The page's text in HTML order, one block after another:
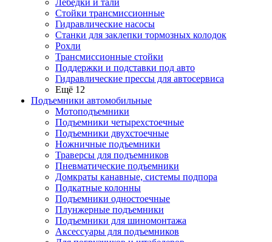
Лебедки и тали
Стойки трансмиссионные
Гидравлические насосы
Cтанки для заклепки тормозных колодок
Рохли
Трансмиссионные стойки
Поддержки и подставки под авто
Гидравлические прессы для автосервиса
Ещё 12
Подъемники автомобильные
Мотоподъемники
Подъемники четырехстоечные
Подъемники двухстоечные
Ножничные подъемники
Траверсы для подъемников
Пневматические подъемники
Домкраты канавные, системы подпора
Подкатные колонны
Подъемники одностоечные
Плунжерные подъемники
Подъемники для шиномонтажа
Аксессуары для подъемников